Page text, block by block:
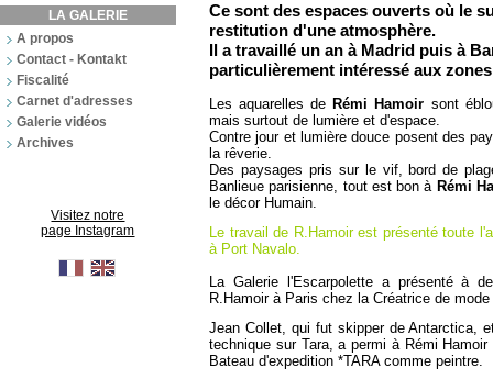
LA GALERIE
A propos
Contact - Kontakt
Fiscalité
Carnet d'adresses
Galerie vidéos
Archives
Visitez notre
page Instagram
Ce sont des espaces ouverts où le
restitution d'une atmosphère.
Il a travaillé un an à Madrid puis à
particulièrement intéressé aux
Les aquarelles de Rémi Hamoir sont
mais surtout de lumière et d'espace.
Contre jour et lumière douce posent des
la rêverie.
Des paysages pris sur le vif, bord de
Banlieue parisienne, tout est bon à Rémi
le décor Humain.
Le travail de R.Hamoir est présenté toute
à Port Navalo.
La Galerie l'Escarpolette a présenté à
R.Hamoir à Paris chez la Créatrice de
Jean Collet, qui fut skipper de Antarctica,
technique sur Tara, a permi à Rémi
Bateau d'expedition *TARA comme peintre.